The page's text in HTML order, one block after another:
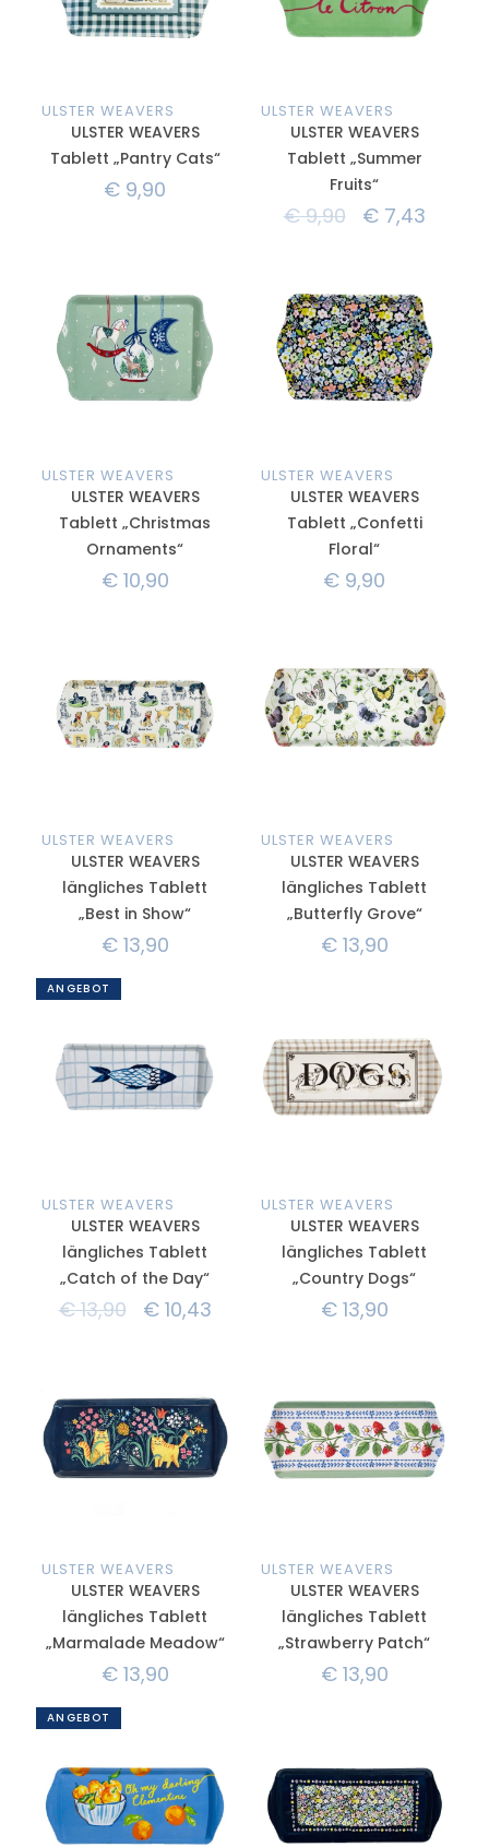
ULSTER WEAVERS
ULSTER WEAVERS
Tablett „Pantry Cats“
€ 9,90
ULSTER WEAVERS
ULSTER WEAVERS
Tablett „Summer
Fruits“
€9,90 €7,43
ULSTER WEAVERS
ULSTER WEAVERS
Tablett „Christmas
Ornaments“
€10,90
ULSTER WEAVERS
ULSTER WEAVERS
Tablett „Confetti
Floral“
€ 9,90
ULSTER WEAVERS
ULSTER WEAVERS
längliches Tablett
„Best in Show“
€13,90
ULSTER WEAVERS
ULSTER WEAVERS
längliches Tablett
„Butterfly Grove“
€13,90
ANGEBOT
ULSTER WEAVERS
ULSTER WEAVERS
längliches Tablett
„Catch of the Day“
€13,90 €10,43
ULSTER WEAVERS
ULSTER WEAVERS
längliches Tablett
„Country Dogs“
€13,90
ULSTER WEAVERS
ULSTER WEAVERS
längliches Tablett
„Marmalade Meadow“
€13,90
ULSTER WEAVERS
ULSTER WEAVERS
längliches Tablett
„Strawberry Patch“
€13,90
ANGEBOT